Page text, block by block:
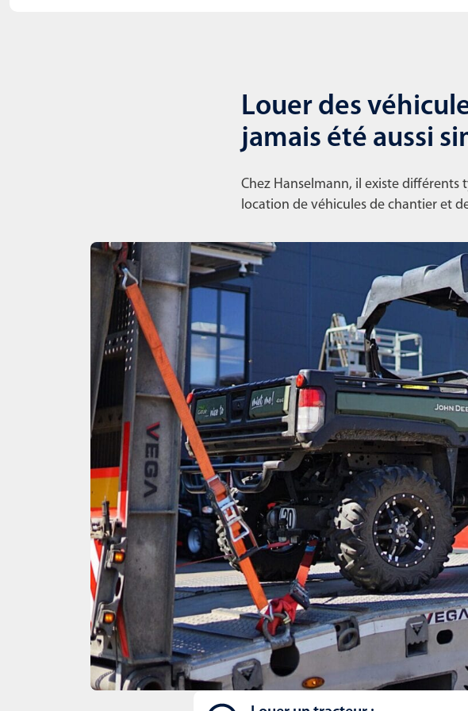
Louer des
jamais été aussi
Chez Hanselmann, il existe différents
location de véhicules de chantier et